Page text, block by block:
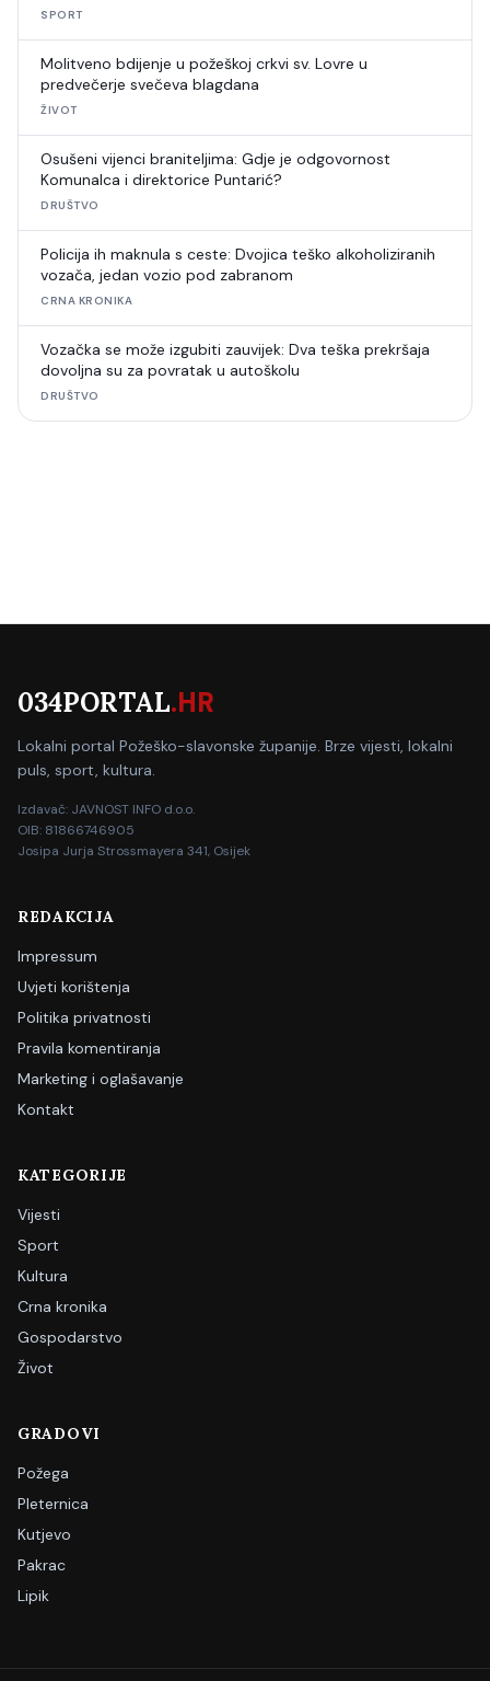
SPORT
Molitveno bdijenje u požeškoj crkvi sv. Lovre u
predvečerje svečeva blagdana
ŽIVOT
Osušeni vijenci braniteljima: Gdje je odgovornost
Komunalca i direktorice Puntarić?
DRUŠTVO
Policija ih maknula s ceste: Dvojica teško alkoholiziranih
vozača, jedan vozio pod zabranom
CRNA KRONIKA
Vozačka se može izgubiti zauvijek: Dva teška prekršaja
dovoljna su za povratak u autoškolu
DRUŠTVO
034PORTAL.HR
Lokalni portal Požeško-slavonske županije. Brze vijesti, lokalni
puls, sport, kultura.
Izdavač: JAVNOST INFO d.o.o.
OIB: 81866746905
Josipa Jurja Strossmayera 341, Osijek
REDAKCIJA
Impressum
Uvjeti korištenja
Politika privatnosti
Pravila komentiranja
Marketing i oglašavanje
Kontakt
KATEGORIJE
Vijesti
Sport
Kultura
Crna kronika
Gospodarstvo
Život
GRADOVI
Požega
Pleternica
Kutjevo
Pakrac
Lipik